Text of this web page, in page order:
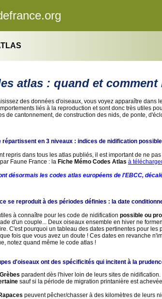
atlas : quand et
des données d'oiseaux, vous voyez apparaître dans
liés à la reproduction et sont donc très utiles
de cantonnement, de construction des nids, de ponte,
répartissent en 3 niveaux : indices de nidification
repris dans tous les atlas publiés, il est important de ne
Faune France : la Fiche Mémo Codes Atlas à
désormais les codes atlas européens de l'EBCC,
se reproduit à des périodes définies : la date
à connaître pour les code de nidification possible ou
d'un couple... Deux oiseaux ensemble en hiver ne
C'est pourquoi un tableau des dates pertinentes pour
fois que vous avez un doute ! Ces dates en revanche
notez quand même le code atlas !
d'oiseaux ont des spécificités qui incitent à la
Grèbes paradent dès l'hiver loin de leurs sites de nidification.
sauf si la période de migration printanière est
peuvent pêcher/chasser à des kilomètres de leurs